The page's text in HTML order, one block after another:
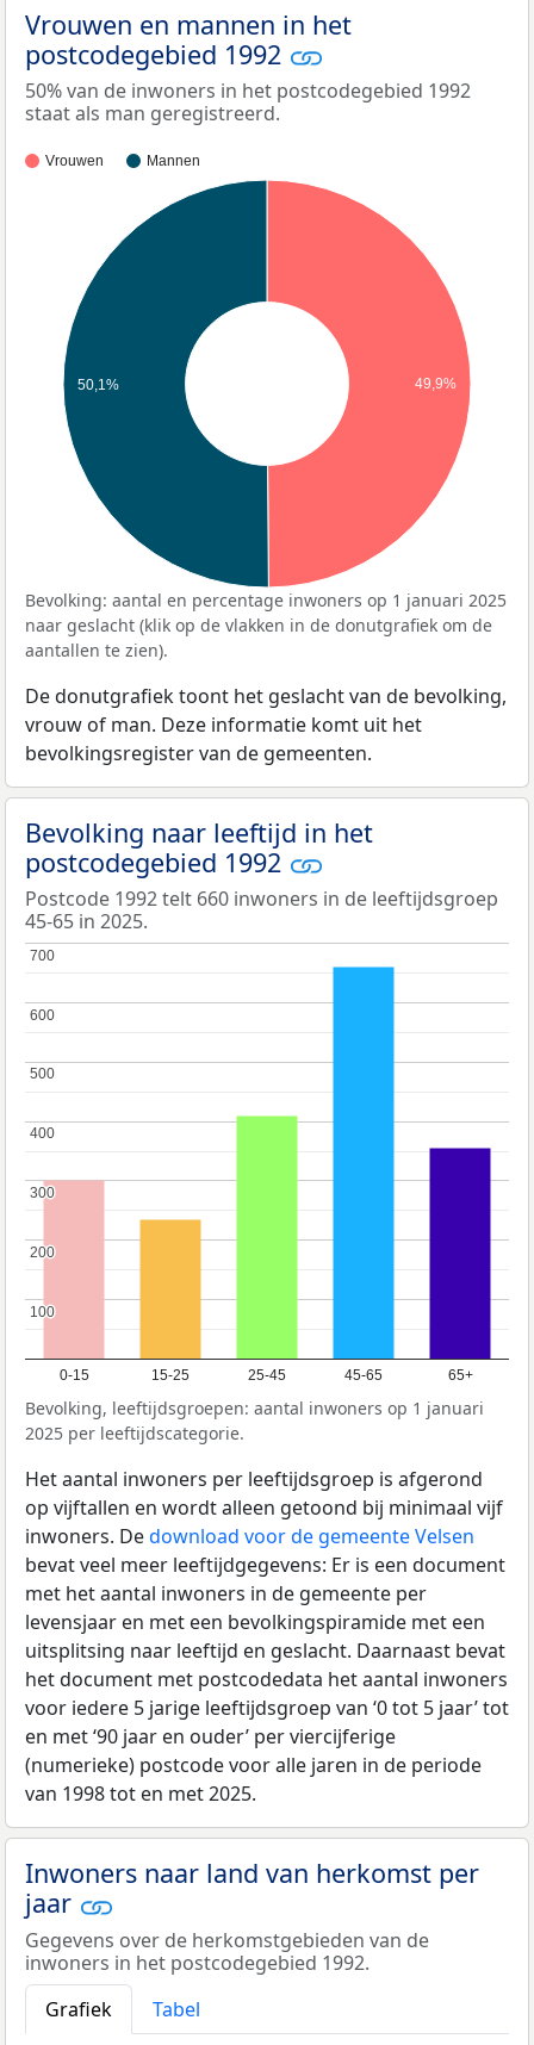
Vrouwen en mannen in het
postcodegebied 1992
50% van de inwoners in het postcodegebied 1992
staat als man geregistreerd.
Vrouwen Mannen
49,9%
50,1%
Bevolking: aantal en percentage inwoners op 1 januari 2025
naar geslacht (klik op de vlakken in de donutgrafiek om de
aantallen te zien).
De donutgrafiek toont het geslacht van de bevolking,
vrouw of man. Deze informatie komt uit het
bevolkingsregister van de gemeenten.
Bevolking naar leeftijd in het
postcodegebied 1992
Postcode 1992 telt 660 inwoners in de leeftijdsgroep
45-65 in 2025.
0-15 15-25 25-45 45-65 65+
100
100
200
200
300
300
400
400
500
500
600
600
700
700
Bevolking, leeftijdsgroepen: aantal inwoners op 1 januari
2025 per leeftijdscategorie.
Het aantal inwoners per leeftijdsgroep is afgerond
op vijftallen en wordt alleen getoond bij minimaal vijf
inwoners. Dedownload voor de gemeente Velsen
bevat veel meer leeftijdgegevens: Er is een document
met het aantal inwoners in de gemeente per
levensjaar en met een bevolkingspiramide met een
uitsplitsing naar leeftijd en geslacht. Daarnaast bevat
het document met postcodedata het aantal inwoners
voor iedere 5 jarige leeftijdsgroep van ‘0 tot 5 jaar’ tot
en met ‘90 jaar en ouder’ per viercijferige
(numerieke) postcode voor alle jaren in de periode
van 1998 tot en met 2025.
Inwoners naar land van herkomst per
jaar
Gegevens over de herkomstgebieden van de
inwoners in het postcodegebied 1992.
Grafiek
Tabel